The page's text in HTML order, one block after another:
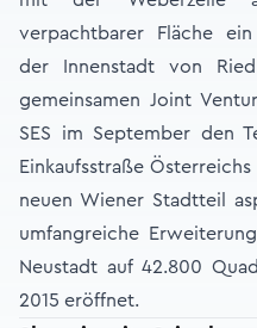
verpachtbarer Fläche
der Innenstadt von
gemeinsamen Joint
SES im September den
Einkaufsstraße
neuen Wiener Stadtteil
umfangreiche
Neustadt auf 42.800
2015 eröffnet.